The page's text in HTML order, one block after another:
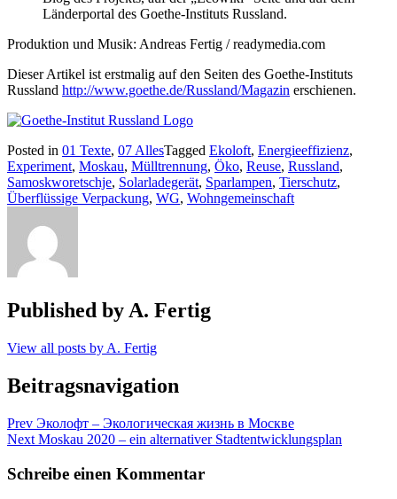
Länderportal des Goethe-Instituts Russland.
Produktion und Musik: Andreas Fertig / readymedia.com
Dieser Artikel ist erstmalig auf den Seiten des Goethe-Instituts
Russland http://www.goethe.de/Russland/Magazin erschienen.
Posted in 01 Texte, 07 AllesTagged Ekoloft, Energieeffizienz,
Experiment, Moskau, Mülltrennung, Öko, Reuse, Russland,
Samoskworetschje, Solarladegerät, Sparlampen, Tierschutz,
Überflüssige Verpackung, WG, Wohngemeinschaft
Published byA. Fertig
View all posts by A. Fertig
Beitragsnavigation
Prev Эколофт – Экологическая жизнь в Москве
Next Moskau 2020 – ein alternativer Stadtentwicklungsplan
Schreibe einen Kommentar